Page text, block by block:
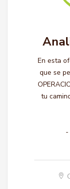
En esta
que se
tu
-